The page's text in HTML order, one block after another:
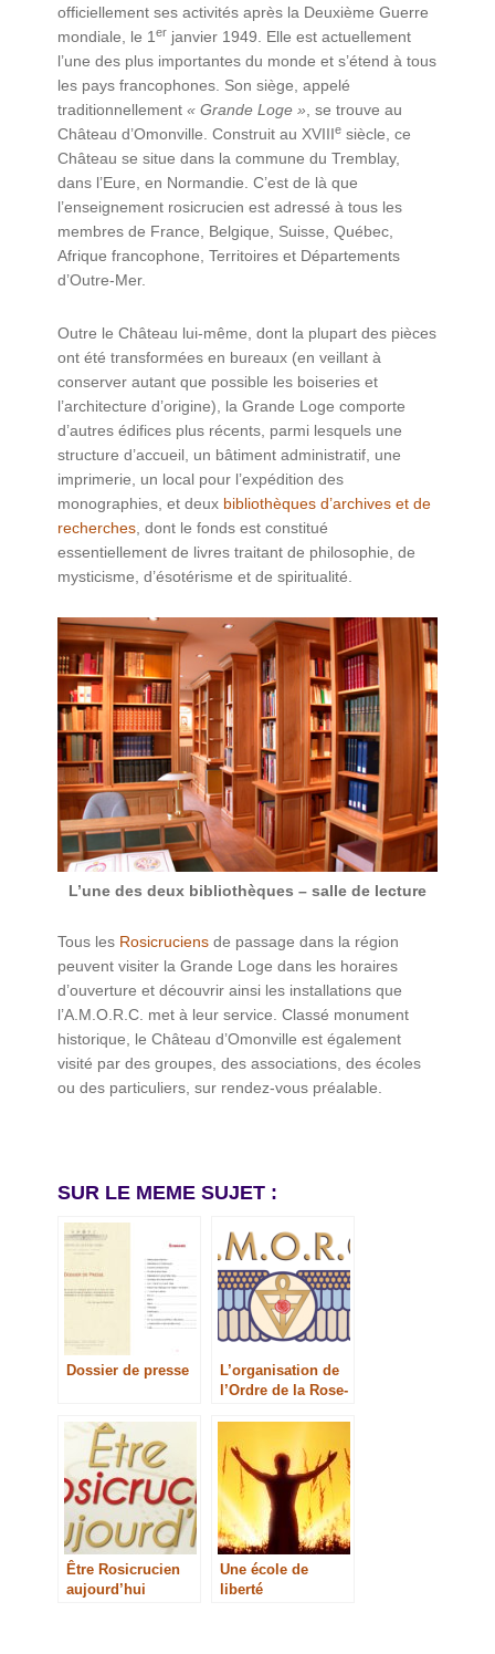
officiellement ses activités après la Deuxième Guerre
mondiale, le 1er janvier 1949. Elle est actuellement
l’une des plus importantes du monde et s’étend à tous
les pays francophones. Son siège, appelé
traditionnellement« Grande Loge » , se trouve au
Château d’Omonville. Construit au XVIIIe siècle, ce
Château se situe dans la commune du Tremblay,
dans l’Eure, en Normandie. C’est de là que
l’enseignement rosicrucien est adressé à tous les
membres de France, Belgique, Suisse, Québec,
Afrique francophone, Territoires et Départements
d’Outre-Mer.
Outre le Château lui-même, dont la plupart des pièces
ont été transformées en bureaux (en veillant à
conserver autant que possible les boiseries et
l’architecture d’origine), la Grande Loge comporte
d’autres édifices plus récents, parmi lesquels une
structure d’accueil, un bâtiment administratif, une
imprimerie, un local pour l’expédition des
monographies, et deux bibliothèques d’archives et de
recherches , dont le fonds est constitué
essentiellement de livres traitant de philosophie, de
mysticisme, d’ésotérisme et de spiritualité.
L’une des deux bibliothèques – salle de lecture
Tous les Rosicruciens de passage dans la région
peuvent visiter la Grande Loge dans les horaires
d’ouverture et découvrir ainsi les installations que
l’A.M.O.R.C. met à leur service. Classé monument
historique, le Château d’Omonville est également
visité par des groupes, des associations, des écoles
ou des particuliers, sur rendez-vous préalable.
SUR LE MEME SUJET :
Dossier de presse
L’organisation de
l’Ordre de la Rose-
Être Rosicrucien
aujourd’hui
Une école de
liberté